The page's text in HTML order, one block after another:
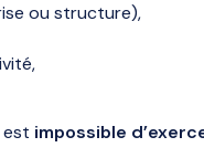
ou structure),
est impossible